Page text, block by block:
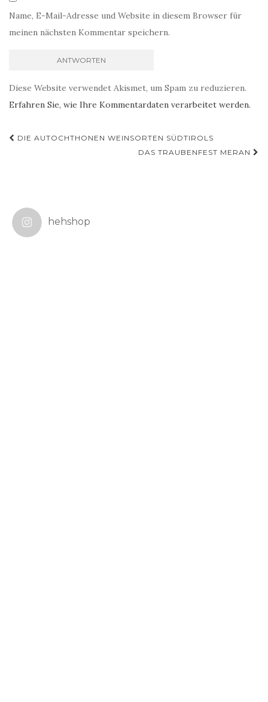
Name, E-Mail-Adresse und Website in diesem Browser für
meinen nächsten Kommentar speichern.
Diese Website verwendet Akismet, um Spam zu reduzieren.
Erfahren Sie, wie Ihre Kommentardaten verarbeitet werden.
Beitragsnavigation
DIE AUTOCHTHONEN WEINSORTEN SÜDTIROLS
DAS TRAUBENFEST MERAN
hehshop